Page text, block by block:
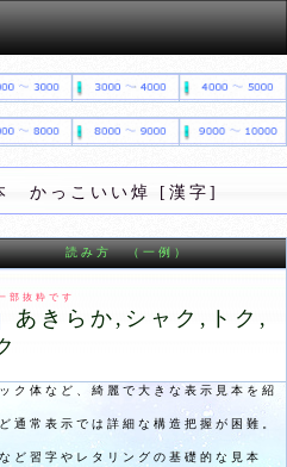
かっこいい焯 [漢字]
読み方 （一例）
部抜粋です
あきらか,シャク,トク,
ク体など、綺麗で大きな表示見本を紹
常表示では詳細な構造把握が困難。
ど習字やレタリングの基礎的な見本